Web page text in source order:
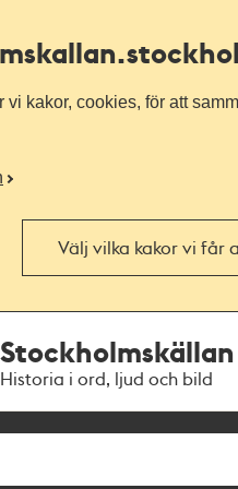
kakor, cookies, för att
Välj vilka kakor vi får
Stockholmskällan
Historia i ord, ljud och bild